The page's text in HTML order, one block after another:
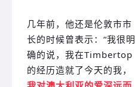
几年前，他还是伦敦市市
长的时候曾表示：“我很明
确的说，我在Timbertop
的经历造就了今天的我，